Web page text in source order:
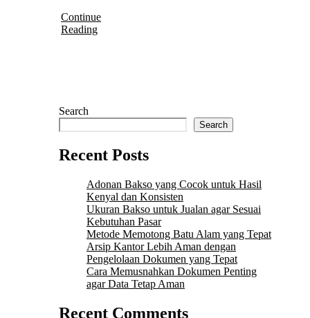
Continue
Reading
Search
Search
Recent Posts
Adonan Bakso yang Cocok untuk Hasil
Kenyal dan Konsisten
Ukuran Bakso untuk Jualan agar Sesuai
Kebutuhan Pasar
Metode Memotong Batu Alam yang Tepat
Arsip Kantor Lebih Aman dengan
Pengelolaan Dokumen yang Tepat
Cara Memusnahkan Dokumen Penting
agar Data Tetap Aman
Recent Comments